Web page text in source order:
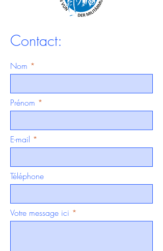
Contact:
Nom
Prénom
E-mail
Téléphone
Votre message ici